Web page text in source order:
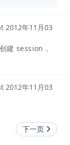
2012年11月03
建 session，
2012年11月03
下一页